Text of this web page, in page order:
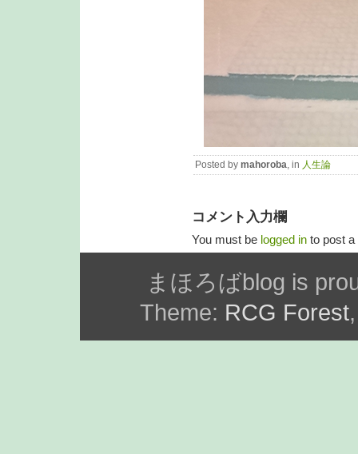
Posted by mahoroba, in 人生論
コメント入力欄
You must be logged in to post
まほろばblog is
Theme: RCG Forest